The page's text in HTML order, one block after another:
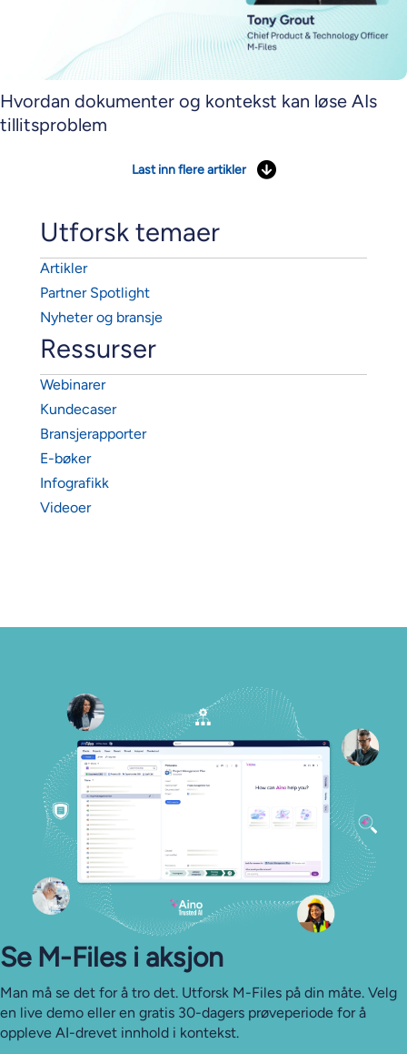
Hvordan dokumenter og kontekst kan løse AIs
tillitsproblem
Last inn flere artikler
Utforsk temaer
Artikler
Partner Spotlight
Nyheter og bransje
Ressurser
Webinarer
Kundecaser
Bransjerapporter
E-bøker
Infografikk
Videoer
Se M-⁠Files i aksjon
Man må se det for å tro det. Utforsk M-Files på din måte. Velg
en live demo eller en gratis 30-dagers prøveperiode for å
oppleve AI-drevet innhold i kontekst.